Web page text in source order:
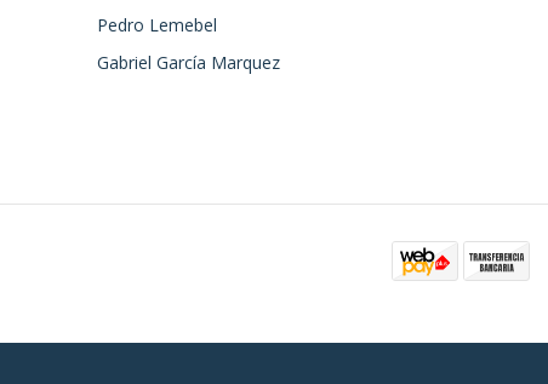
Pedro Lemebel
Gabriel García Marquez